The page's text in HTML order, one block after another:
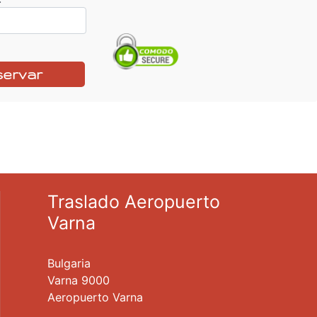
Traslado Aeropuerto
Varna
Bulgaria
Varna 9000
Aeropuerto Varna